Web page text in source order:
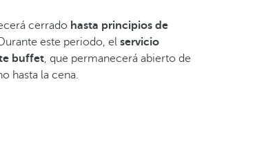
cerrado hasta principios de
este periodo, el servicio
buffet, que permanecerá abierto de
hasta la cena.